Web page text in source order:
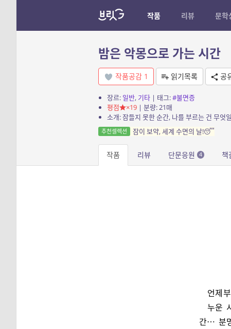
작품 리뷰 문학
밤은 악몽으로 가는 시간
작품공감 1 읽기목록 공
장르: 일반, 기타| 태그:#불면증
평점
×19| 분량: 21매
소개: 잠들지 못한 순간, 나를 부르는 건 무엇
추천셀렉션 잠이 보약, 세계 수면의 날!😴
작품 리뷰 단문응원 4 책
언제
누운
간… 분